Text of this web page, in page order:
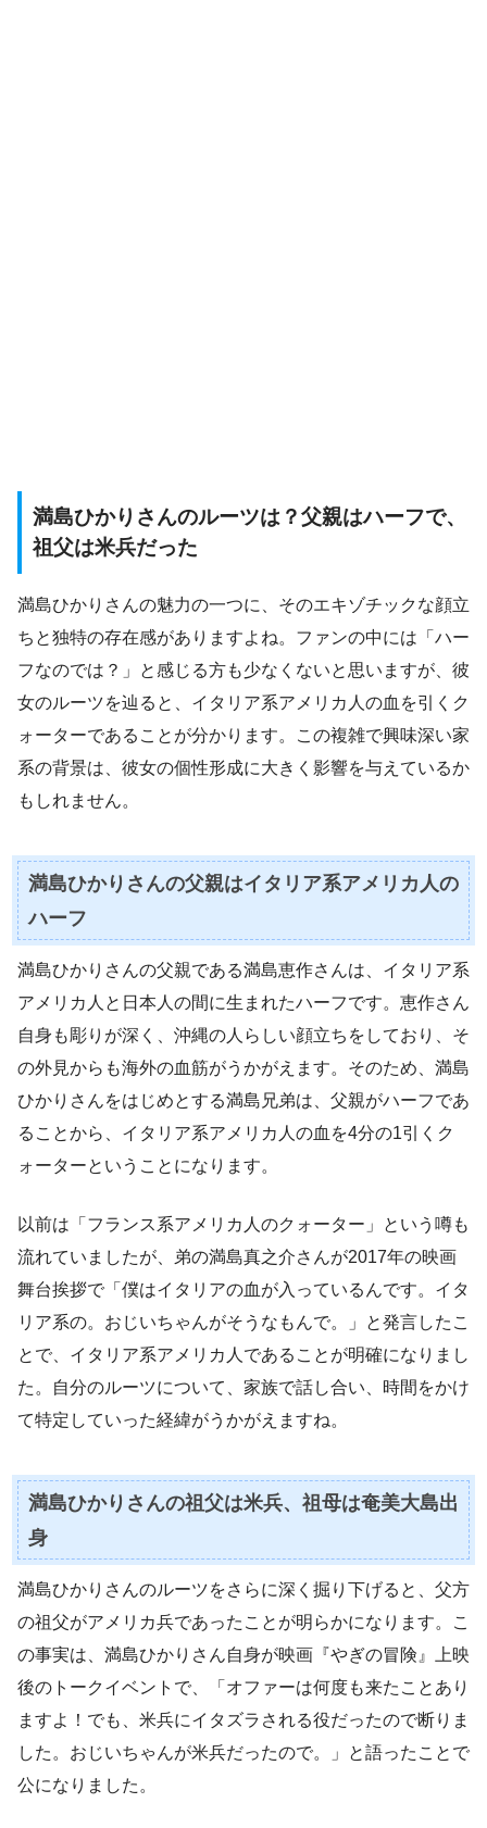
満島ひかりさんのルーツは？父親はハーフで、
祖父は米兵だった
満島ひかりさんの魅力の一つに、そのエキゾチックな顔立
ちと独特の存在感がありますよね。ファンの中には「ハー
フなのでは？」と感じる方も少なくないと思いますが、彼
女のルーツを辿ると、イタリア系アメリカ人の血を引くク
ォーターであることが分かります。この複雑で興味深い家
系の背景は、彼女の個性形成に大きく影響を与えているか
もしれません。
満島ひかりさんの父親はイタリア系アメリカ人の
ハーフ
満島ひかりさんの父親である満島恵作さんは、イタリア系
アメリカ人と日本人の間に生まれたハーフです。恵作さん
自身も彫りが深く、沖縄の人らしい顔立ちをしており、そ
の外見からも海外の血筋がうかがえます。そのため、満島
ひかりさんをはじめとする満島兄弟は、父親がハーフであ
ることから、イタリア系アメリカ人の血を4分の1引くク
ォーターということになります。
以前は「フランス系アメリカ人のクォーター」という噂も
流れていましたが、弟の満島真之介さんが2017年の映画
舞台挨拶で「僕はイタリアの血が入っているんです。イタ
リア系の。おじいちゃんがそうなもんで。」と発言したこ
とで、イタリア系アメリカ人であることが明確になりまし
た。自分のルーツについて、家族で話し合い、時間をかけ
て特定していった経緯がうかがえますね。
満島ひかりさんの祖父は米兵、祖母は奄美大島出
身
満島ひかりさんのルーツをさらに深く掘り下げると、父方
の祖父がアメリカ兵であったことが明らかになります。こ
の事実は、満島ひかりさん自身が映画『やぎの冒険』上映
後のトークイベントで、「オファーは何度も来たことあり
ますよ！でも、米兵にイタズラされる役だったので断りま
した。おじいちゃんが米兵だったので。」と語ったことで
公になりました。